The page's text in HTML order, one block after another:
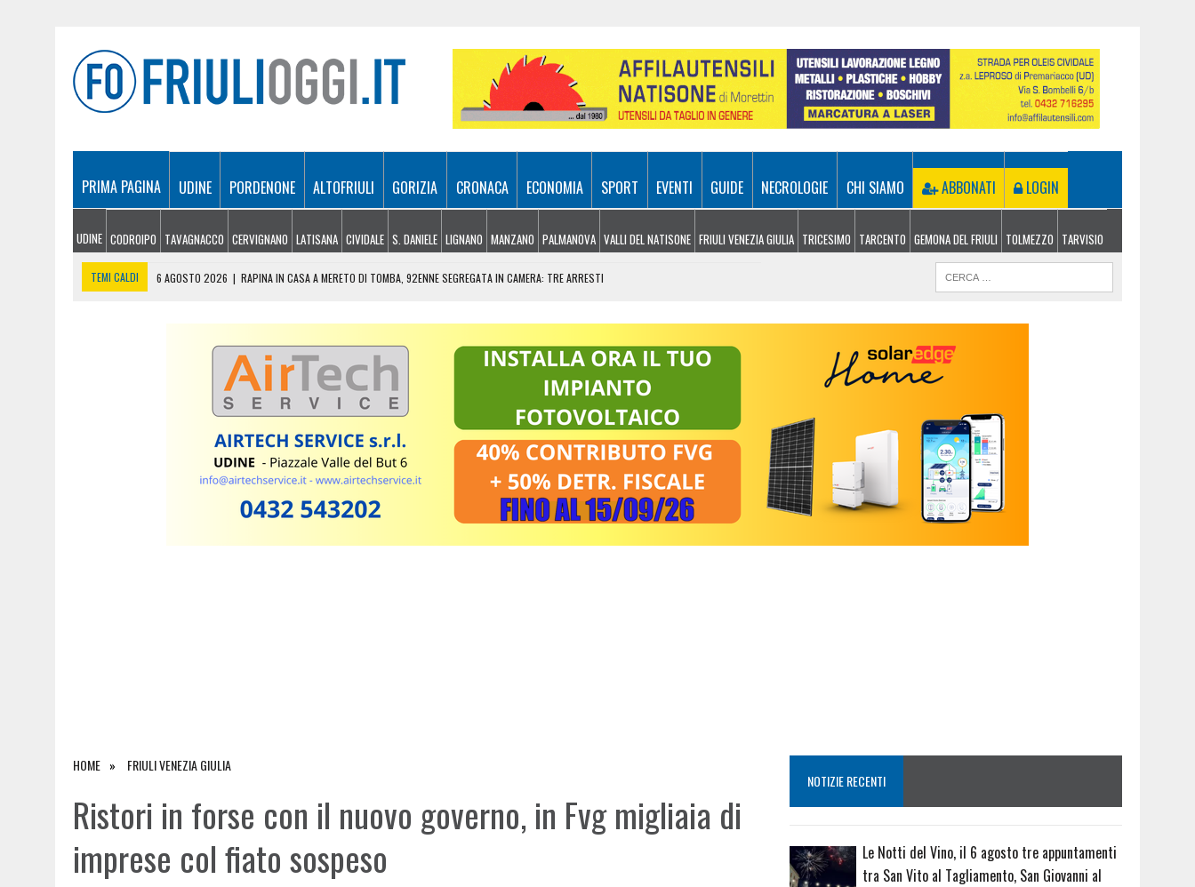
PRIMA PAGINA UDINE PORDENONE ALTOFRIULI GORIZIA CRONACA ECONOMIA SPORT EVENTI GUIDE NECROLOGIE CHI SIAMO ABBONATI LOGIN
UDINE CODROIPO TAVAGNACCO CERVIGNANO LATISANA CIVIDALE S. DANIELE LIGNANO MANZANO PALMANOVA VALLI DEL NATISONE FRIULI VENEZIA GIULIA TRICESIMO TARCENTO GEMONA DEL FRIULI TOLMEZZO TARVISIO
TEMI CALDI 6 AGOSTO 2026 | RAPINA IN CASA A MERETO DI TOMBA, 92ENNE SEGREGATA IN CAMERA: TRE ARRESTI
LE PREVISIONI METEO IN FRIULI VENEZIA GIULIA DI GIOVEDÌ 6 AGOSTO
LE NOTTI DEL VINO, IL 6 AGOSTO TRE APPUNTAMENTI TRA SAN VITO AL TAGLIAMENTO, SAN GIOVANNI AL NATISONE E LATISANA
HOME FRIULI VENEZIA GIULIA
Ristori in forse con il nuovo governo, in Fvg migliaia di
imprese col fiato sospeso
NOTIZIE RECENTI
Le Notti del Vino, il 6 agosto tre appuntamenti
tra San Vito al Tagliamento, San Giovanni al